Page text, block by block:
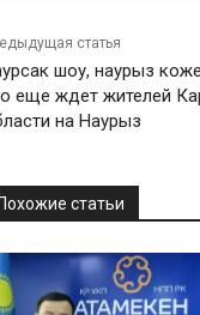
статья
шоу, наурыз
еще ждет жителей
на Наурыз
Похожие статьи